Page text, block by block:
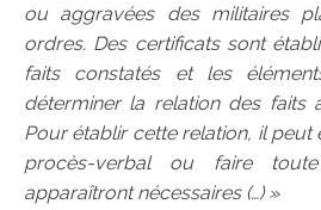
ou aggravées des militaires
ordres. Des certificats sont
faits constatés et les
déterminer la relation des faits
Pour établir cette relation, il peut
procès-verbal ou faire
apparaîtront nécessaires (…) »